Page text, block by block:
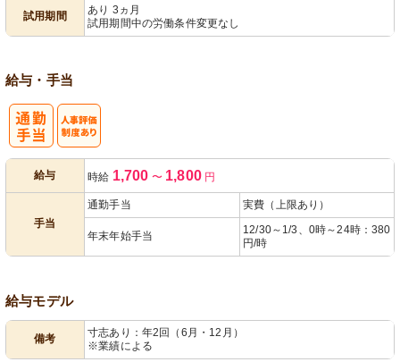
試用期間
あり 3ヵ月
試用期間中の労働条件変更なし
給与・手当
給与 時給 1,700 〜 1,800円
手当
通勤手当 実費（上限あり）
年末年始手当
12/30～1/3、0時～24時：380
円/時
給与モデル
備考
寸志あり：年2回（6月・12月）
※業績による